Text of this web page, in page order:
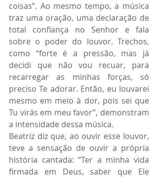
coisas”. Ao mesmo tempo, a música
traz uma oração, uma declaração de
total confiança no Senhor e fala
sobre o poder do louvor. Trechos,
como “forte é a pressão, mas já
decidi que não vou recuar, para
recarregar as minhas forças, só
preciso Te adorar. Então, eu louvarei
mesmo em meio à dor, pois sei que
Tu virás em meu favor”, demonstram
a intensidade dessa música.
Beatriz diz que, ao ouvir esse louvor,
teve a sensação de ouvir a própria
história cantada: “Ter a minha vida
firmada em Deus, saber que Ele